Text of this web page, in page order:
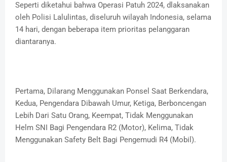
Seperti diketahui bahwa Operasi Patuh 2024, dlaksanakan
oleh Polisi Lalulintas, diseluruh wilayah Indonesia, selama
14 hari, dengan beberapa item prioritas pelanggaran
diantaranya.
Pertama, Dilarang Menggunakan Ponsel Saat Berkendara,
Kedua, Pengendara Dibawah Umur, Ketiga, Berboncengan
Lebih Dari Satu Orang, Keempat, Tidak Menggunakan
Helm SNI Bagi Pengendara R2 (Motor), Kelima, Tidak
Menggunakan Safety Belt Bagi Pengemudi R4 (Mobil).